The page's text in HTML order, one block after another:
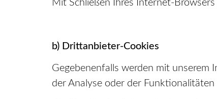
Mit Schließen Ihres Internet-
b) Drittanbieter-Cookies
Gegebenenfalls werden mit
der Analyse oder der